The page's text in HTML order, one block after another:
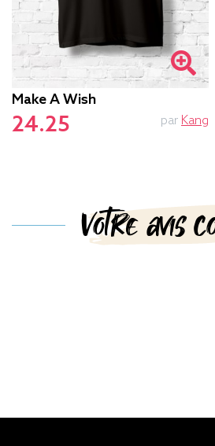
Make A Wish
24.25 par Kang
Votre avis